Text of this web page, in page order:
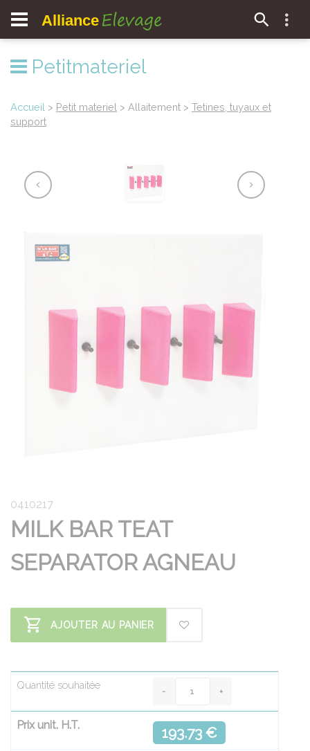
Alliance Elevage
Petitmateriel
Accueil > Petit materiel > Allaitement > Tetines, tuyaux et
support
0410217
MILK BAR TEAT
SEPARATOR AGNEAU
AJOUTER AU PANIER
Quantité souhaitée
Prix unit. H.T. 193.73 €